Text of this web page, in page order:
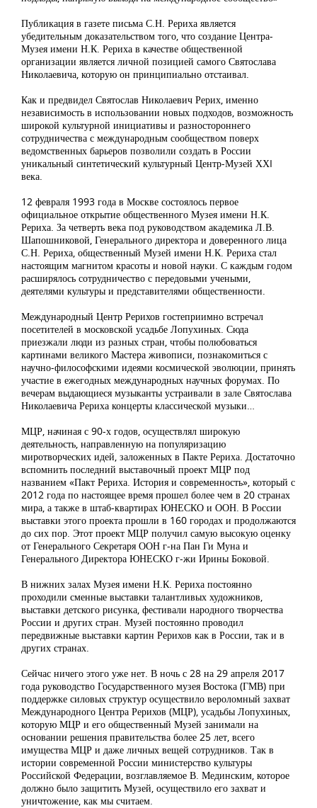
Публикация в газете письма С.Н. Рериха является
убедительным доказательством того, что создание Центра-
Музея имени Н.К. Рериха в качестве общественной
организации является личной позицией самого Святослава
Николаевича, которую он принципиально отстаивал.
Как и предвидел Святослав Николаевич Рерих, именно
независимость в использовании новых подходов, возможность
широкой культурной инициативы и разностороннего
сотрудничества с международным сообществом поверх
ведомственных барьеров позволили создать в России
уникальный синтетический культурный Центр-Музей ХХI
века.
12 февраля 1993 года в Москве состоялось первое
официальное открытие общественного Музея имени Н.К.
Рериха. За четверть века под руководством академика Л.В.
Шапошниковой, Генерального директора и доверенного лица
С.Н. Рериха, общественный Музей имени Н.К. Рериха стал
настоящим магнитом красоты и новой науки. С каждым годом
расширялось сотрудничество с передовыми учеными,
деятелями культуры и представителями общественности.
Международный Центр Рерихов гостеприимно встречал
посетителей в московской усадьбе Лопухиных. Сюда
приезжали люди из разных стран, чтобы полюбоваться
картинами великого Мастера живописи, познакомиться с
научно-философскими идеями космической эволюции, принять
участие в ежегодных международных научных форумах. По
вечерам выдающиеся музыканты устраивали в зале Святослава
Николаевича Рериха концерты классической музыки…
МЦР, начиная с 90-х годов, осуществлял широкую
деятельность, направленную на популяризацию
миротворческих идей, заложенных в Пакте Рериха. Достаточно
вспомнить последний выставочный проект МЦР под
названием «Пакт Рериха. История и современность», который с
2012 года по настоящее время прошел более чем в 20 странах
мира, а также в штаб-квартирах ЮНЕСКО и ООН. В России
выставки этого проекта прошли в 160 городах и продолжаются
до сих пор. Этот проект МЦР получил самую высокую оценку
от Генерального Секретаря ООН г-на Пан Ги Муна и
Генерального Директора ЮНЕСКО г-жи Ирины Боковой.
В нижних залах Музея имени Н.К. Рериха постоянно
проходили сменные выставки талантливых художников,
выставки детского рисунка, фестивали народного творчества
России и других стран. Музей постоянно проводил
передвижные выставки картин Рерихов как в России, так и в
других странах.
Сейчас ничего этого уже нет. В ночь с 28 на 29 апреля 2017
года руководство Государственного музея Востока (ГМВ) при
поддержке силовых структур осуществило вероломный захват
Международного Центра Рерихов (МЦР), усадьбы Лопухиных,
которую МЦР и его общественный Музей занимали на
основании решения правительства более 25 лет, всего
имущества МЦР и даже личных вещей сотрудников. Так в
истории современной России министерство культуры
Российской Федерации, возглавляемое В. Мединским, которое
должно было защитить Музей, осуществило его захват и
уничтожение, как мы считаем.